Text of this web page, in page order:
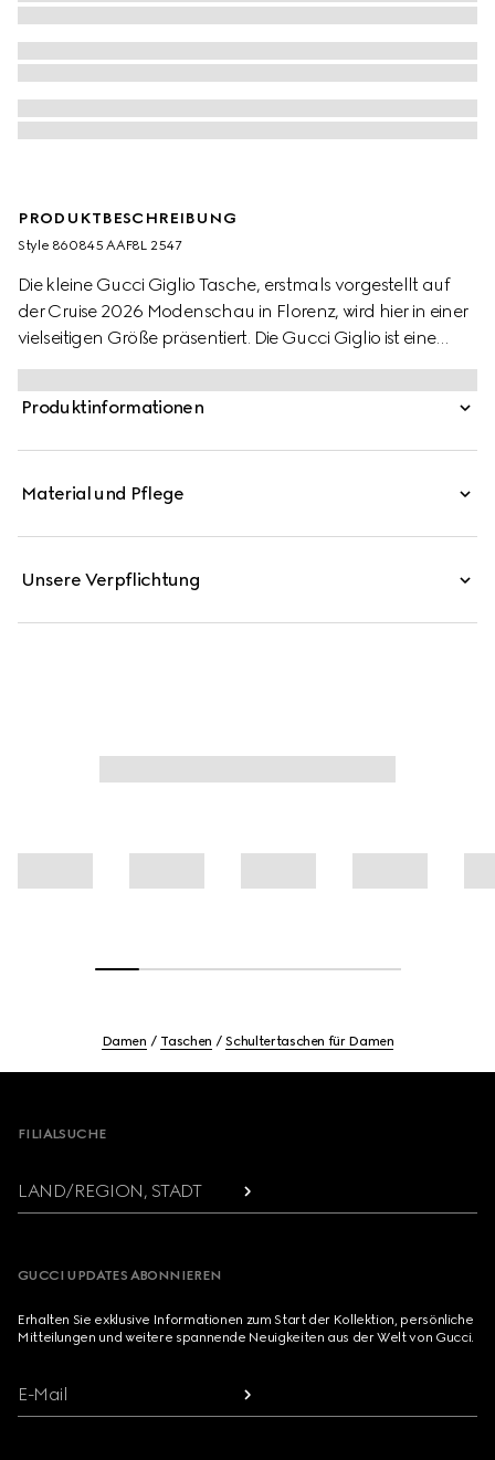
PRODUKTBESCHREIBUNG
Style ‎860845 AAF8L 2547
Die kleine Gucci Giglio Tasche, erstmals vorgestellt auf
der Cruise 2026 Modenschau in Florenz, wird hier in einer
vielseitigen Größe präsentiert. Die Gucci Giglio ist eine
Hommage an die italienischen Wurzeln des Hauses. Diese
geräumige Tasche aus GG Canvas wird von einem
Besatz mit dem Gucci Web und einer herausnehmbaren
Produktinformationen
Material und Pflege
Unsere Verpflichtung
Damen Taschen Schultertaschen für Damen
FILIALSUCHE
LAND/REGION, STADT
GUCCI UPDATES ABONNIEREN
Erhalten Sie exklusive Informationen zum Start der Kollektion, persönliche
Mitteilungen und weitere spannende Neuigkeiten aus der Welt von Gucci.
E-Mail